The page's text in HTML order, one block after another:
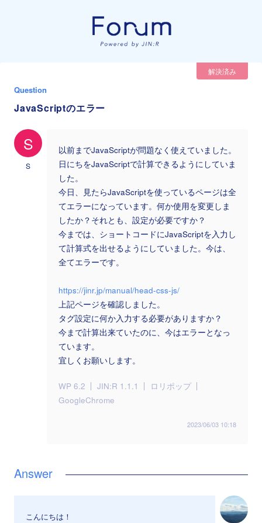
解決済み
Question
JavaScriptのエラー
S
S
以前までJavaScriptが問題なく使えていました。
日にちをJavaScriptで計算できるようにしていま
した。
今日、見たらJavaScriptを使っているページは全
てエラーになっています。何か使用を変更しま
したか？それとも、設定が必要ですか？
今までは、ショートコードにJavaScriptを入力し
て計算式を出せるようにしていました。今は、
全てエラーです。
https://jinr.jp/manual/head-css-js/
上記ページを確認しました。
タグ設定に何か入力する必要がありますか？
今まで計算出来ていたのに、今はエラーとなっ
ています。
宜しくお願いします。
WP 6.2 JIN:R 1.1.1
ロリポップ
GoogleChrome
2023/06/03 10:18
こんにちは！